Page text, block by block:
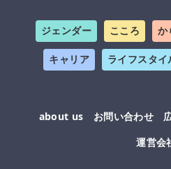
ジェンダー こころ か
キャリア ライフスタイ
about us お問い合わせ
運営会